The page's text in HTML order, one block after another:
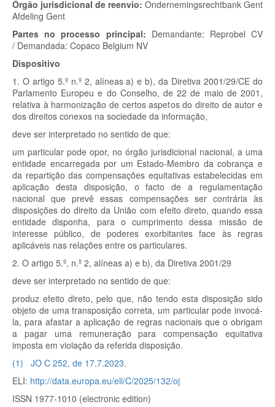
Órgão jurisdicional de reenvio: Ondernemingsrechtbank Gent
Afdeling Gent
Partes no processo principal: Demandante: Reprobel CV
/ Demandada: Copaco Belgium NV
Dispositivo
1. O artigo 5.º n.º 2, alíneas a) e b), da Diretiva 2001/29/CE do
Parlamento Europeu e do Conselho, de 22 de maio de 2001,
relativa à harmonização de certos aspetos do direito de autor e
dos direitos conexos na sociedade da informação,
deve ser interpretado no sentido de que:
um particular pode opor, no órgão jurisdicional nacional, a uma
entidade encarregada por um Estado-Membro da cobrança e
da repartição das compensações equitativas estabelecidas em
aplicação desta disposição, o facto de a regulamentação
nacional que prevê essas compensações ser contrária às
disposições do direito da União com efeito direto, quando essa
entidade disponha, para o cumprimento dessa missão de
interesse público, de poderes exorbitantes face às regras
aplicáveis nas relações entre os particulares.
2. O artigo 5.º, n.º 2, alíneas a) e b), da Diretiva 2001/29
deve ser interpretado no sentido de que:
produz efeito direto, pelo que, não tendo esta disposição sido
objeto de uma transposição correta, um particular pode invocá-
la, para afastar a aplicação de regras nacionais que o obrigam
a pagar uma remuneração para compensação equitativa
imposta em violação da referida disposição.
(1) JO C 252, de 17.7.2023.
ELI: http://data.europa.eu/eli/C/2025/132/oj
ISSN 1977-1010 (electronic edition)